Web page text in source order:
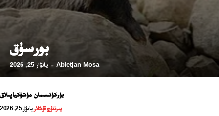
ئەزا بولاي
بورسۇق
Abletjan Mosa
- يانۋار 25, 2026
بۈركۈتسىمان مۈشۈكياپىلاق
يىرتقۇچ قۇشلار يانۋار 25, 2026